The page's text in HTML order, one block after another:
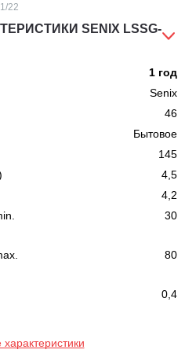
1 /22
SENIX LSSG-
1 год
Senix
46
Бытовое
145
4,5
4,2
30
80
0,4
характеристики